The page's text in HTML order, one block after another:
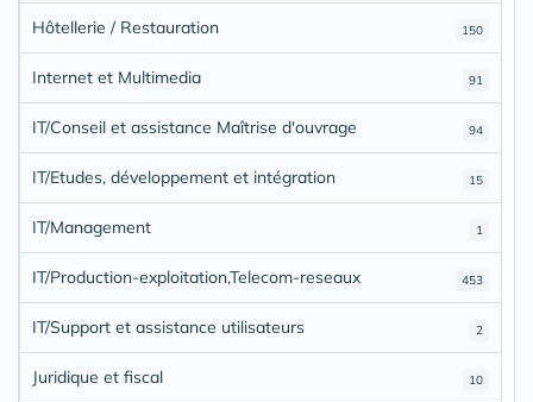
150
Hôtellerie / Restauration
91
Internet et Multimedia
94
IT/Conseil et assistance Maîtrise d'ouvrage
15
IT/Etudes, développement et intégration
1
IT/Management
453
IT/Production-exploitation,Telecom-reseaux
2
IT/Support et assistance utilisateurs
10
Juridique et fiscal